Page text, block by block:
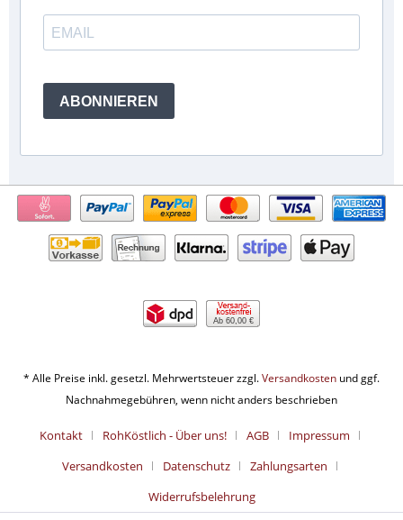
ABONNIEREN
Ab 60,00 €
* Alle Preise inkl. gesetzl. Mehrwertsteuer zzgl.Versandkosten und ggf.
Nachnahmegebühren, wenn nicht anders beschrieben
Kontakt RohKöstlich - Über uns! AGB
Impressum
Versandkosten
Datenschutz
Zahlungsarten
Widerrufsbelehrung